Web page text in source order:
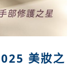
美妝之